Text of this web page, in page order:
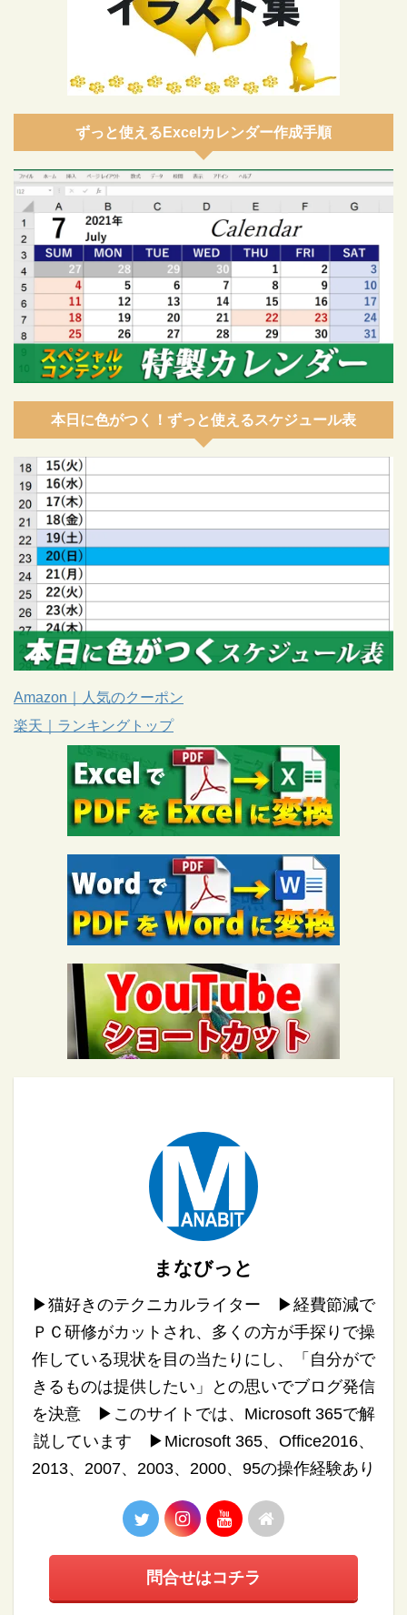
ずっと使えるExcelカレンダー作成手順
本日に色がつく！ずっと使えるスケジュール表
Amazon｜人気のクーポン
楽天｜ランキングトップ
まなびっと
▶︎猫好きのテクニカルライター ▶︎経費節減で
ＰＣ研修がカットされ、多くの方が手探りで操
作している現状を目の当たりにし、「自分がで
きるものは提供したい」との思いでブログ発信
を決意 ▶︎このサイトでは、Microsoft 365で解
説しています ▶︎Microsoft 365、Office2016、
2013、2007、2003、2000、95の操作経験あり
問合せはコチラ